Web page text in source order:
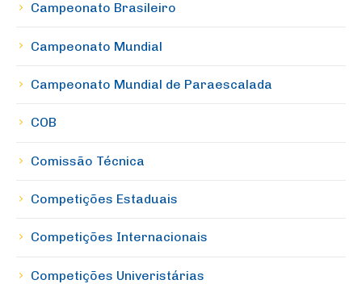
Campeonato Brasileiro
Campeonato Mundial
Campeonato Mundial de Paraescalada
COB
Comissão Técnica
Competições Estaduais
Competições Internacionais
Competições Univeristárias